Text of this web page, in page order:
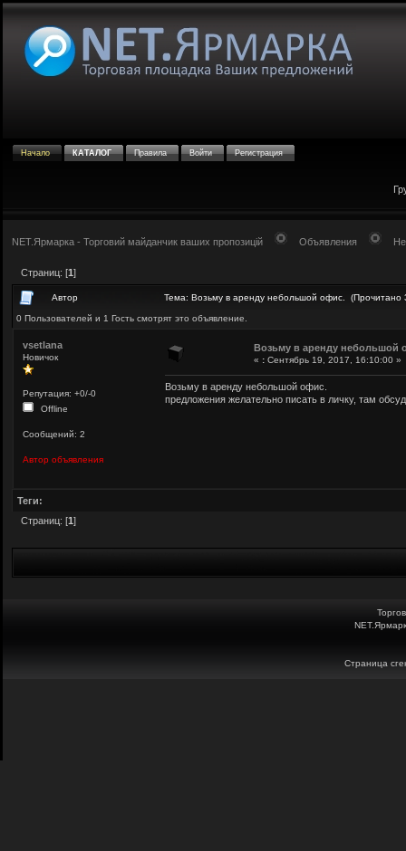
Начало КАТАЛОГ Правила Войти Регистрация
NET.Ярмарка - Торговий майданчик ваших пропозицій Объявления
Страниц: [1]
Автор Тема: Возьму в аренду небольшой офис. (Прочитано
0 Пользователей и 1 Гость смотрят это объявление.
vsetlana
Новичок
Репутация: +0/-0
Offline
Сообщений: 2
Автор объявления
Возьму в аренду небольшой
« : Сентябрь 19, 2017, 16:10:00 »
Возьму в аренду небольшой офис.
предложения желательно писать в личку, там
Теги:
Страниц: [1]
Страница